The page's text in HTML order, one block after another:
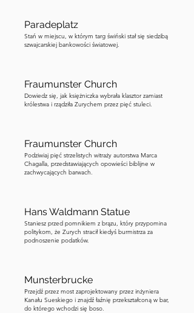
Paradeplatz
Stań w miejscu, w którym targ świński stał się siedzibą
szwajcarskiej bankowości światowej.
Fraumunster Church
Dowiedz się, jak księżniczka wybrała klasztor zamiast
królestwa i rządziła Zurychem przez pięć stuleci.
Fraumunster Church
Podziwiaj pięć strzelistych witraży autorstwa Marca
Chagalla, przedstawiających opowieści biblijne w
zachwycających barwach.
Hans Waldmann Statue
Staniesz przed pomnikiem z brązu, który przypomina
politykom, że Zurych stracił kiedyś burmistrza za
podnoszenie podatków.
Munsterbrucke
Przejdź przez most zaprojektowany przez inżyniera
Kanału Sueskiego i znajdź łaźnię przekształconą w bar,
do którego wchodzi się boso.